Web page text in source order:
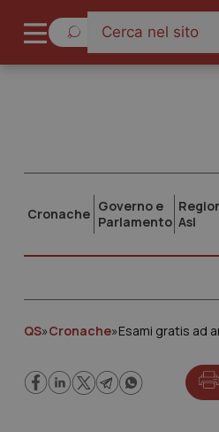
Cronache Governo e
Parlamento Asl
QS»Cronache»Esami gratis ad